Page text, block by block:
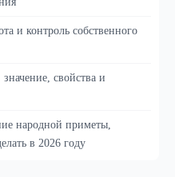
и контроль собственного
свойства и
народной приметы,
в 2026 году